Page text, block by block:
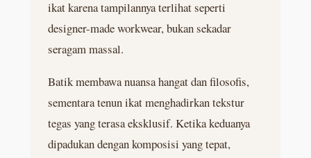
ikat karena tampilannya terlihat seperti
designer-made workwear, bukan sekadar
seragam massal.
Batik membawa nuansa hangat dan filosofis,
sementara tenun ikat menghadirkan tekstur
tegas yang terasa eksklusif. Ketika keduanya
dipadukan dengan komposisi yang tepat,